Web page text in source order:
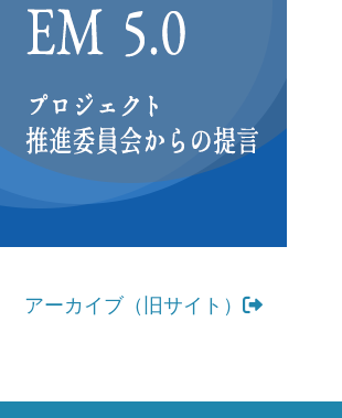
アーカイブ（旧サイト）